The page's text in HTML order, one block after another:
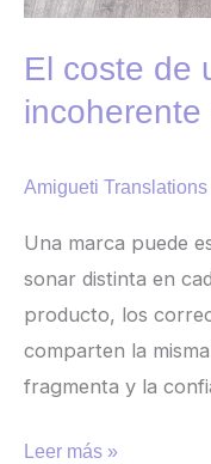
El coste de
Amigueti Translations
Una marca puede
sonar distinta en
producto, los
comparten la
fragmenta y la
incoherente
entre
mercados
Leer más »